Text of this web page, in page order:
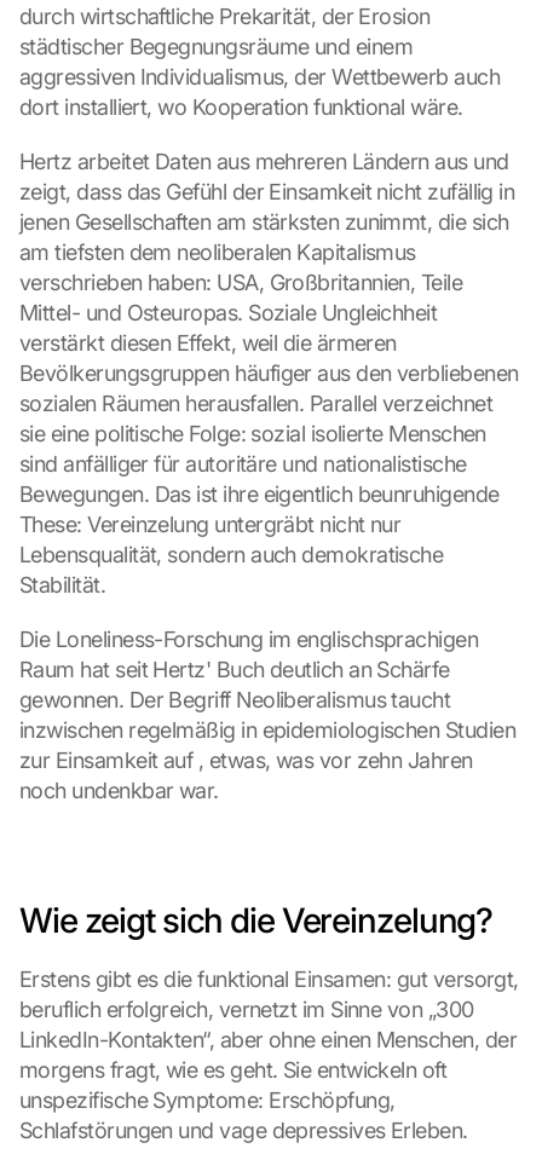
durch wirtschaftliche Prekarität, der Erosion
städtischer Begegnungsräume und einem
aggressiven Individualismus, der Wettbewerb auch
dort installiert, wo Kooperation funktional wäre.
Hertz arbeitet Daten aus mehreren Ländern aus und
zeigt, dass das Gefühl der Einsamkeit nicht zufällig in
jenen Gesellschaften am stärksten zunimmt, die sich
am tiefsten dem neoliberalen Kapitalismus
verschrieben haben: USA, Großbritannien, Teile
Mittel- und Osteuropas. Soziale Ungleichheit
verstärkt diesen Effekt, weil die ärmeren
Bevölkerungsgruppen häufiger aus den verbliebenen
sozialen Räumen herausfallen. Parallel verzeichnet
sie eine politische Folge: sozial isolierte Menschen
sind anfälliger für autoritäre und nationalistische
Bewegungen. Das ist ihre eigentlich beunruhigende
These: Vereinzelung untergräbt nicht nur
Lebensqualität, sondern auch demokratische
Stabilität.
Die Loneliness-Forschung im englischsprachigen
Raum hat seit Hertz' Buch deutlich an Schärfe
gewonnen. Der Begriff Neoliberalismus taucht
inzwischen regelmäßig in epidemiologischen Studien
zur Einsamkeit auf , etwas, was vor zehn Jahren
noch undenkbar war.
Wie zeigt sich die Vereinzelung?
Erstens gibt es die funktional Einsamen: gut versorgt,
beruflich erfolgreich, vernetzt im Sinne von „300
LinkedIn-Kontakten“, aber ohne einen Menschen, der
morgens fragt, wie es geht. Sie entwickeln oft
unspezifische Symptome: Erschöpfung,
Schlafstörungen und vage depressives Erleben.